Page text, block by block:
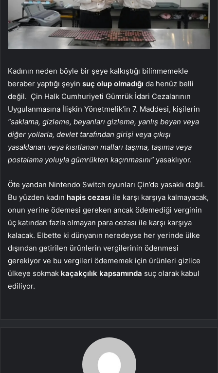
Kadının neden böyle bir şeye kalkıştığı bilinmemekle
beraber yaptığı şeyin suç olup olmadığı da henüz belli
değil. Çin Halk Cumhuriyeti Gümrük İdari Cezalarının
Uygulanmasına İlişkin Yönetmelik’in 7. Maddesi, kişilerin
“saklama, gizleme, beyanları gizleme, yanlış beyan veya
diğer yollarla, devlet tarafından girişi veya çıkışı
yasaklanan veya kısıtlanan malları taşıma, taşıma veya
postalama yoluyla gümrükten kaçınmasını” yasaklıyor.
Öte yandan Nintendo Switch oyunları Çin’de yasaklı değil.
Bu yüzden kadın hapis cezası ile karşı karşıya kalmayacak,
onun yerine ödemesi gereken ancak ödemediği verginin
üç katından fazla olmayan para cezası ile karşı karşıya
kalacak. Elbette ki dünyanın neredeyse her yerinde ülke
dışından getirilen ürünlerin vergilerinin ödenmesi
gerekiyor ve bu vergileri ödememek için ürünleri gizlice
ülkeye sokmak kaçakçılık kapsamında suç olarak kabul
ediliyor.